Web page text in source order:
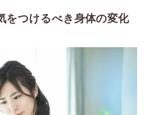
をつけるべき身体の変化